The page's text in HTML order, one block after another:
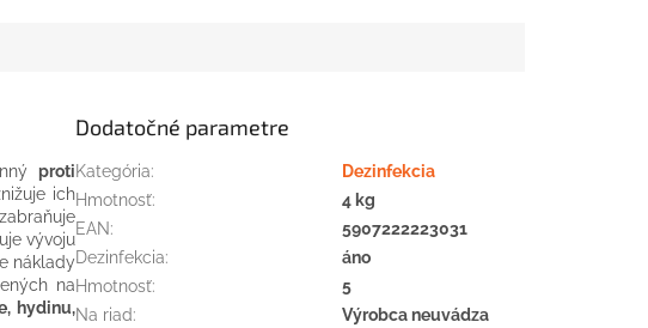
proti
ich
vývoju
náklady
na
hydinu,
Dodatočné parametre
Kategória:
Dezinfekcia
Hmotnosť:
4 kg
EAN:
5907222223031
Dezinfekcia:
áno
Hmotnosť:
5
Na riad:
Výrobca neuvádza